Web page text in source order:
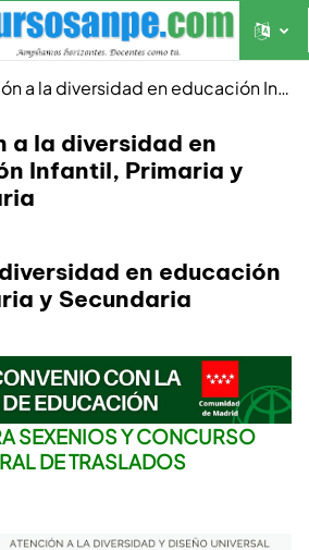
Atención a la diversidad en educación Infantil, Primaria y Secundaria
a la diversidad en
Infantil, Primaria y
en educación
y Secundaria
SEXENIOS Y CONCURSO
DE TRASLADOS